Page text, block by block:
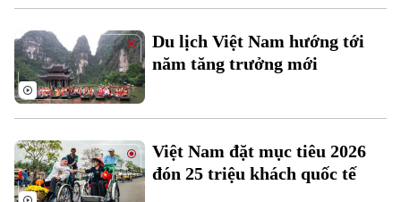
Hồ sơ
Người Việt 4 phương
Tài chính Ngân hàng
Doanh nghiệp
Tin tức
Đầu tư
Đất đai
Kinh nghiệm
Tàu và Xe
Ô tô
Tàu
Xe máy
Giáo dục
Tuyển sinh
Tin tức
Sức khỏe
Du lịch Việt Nam hướng tới
năm tăng trưởng mới
Việt Nam đặt mục tiêu 2026
đón 25 triệu khách quốc tế